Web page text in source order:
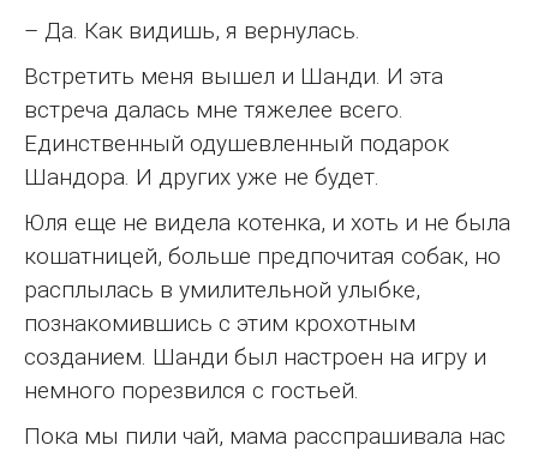
– Да. Как видишь, я вернулась.
Встретить меня вышел и Шанди. И эта
встреча далась мне тяжелее всего.
Единственный одушевленный подарок
Шандора. И других уже не будет.
Юля еще не видела котенка, и хоть и не была
кошатницей, больше предпочитая собак, но
расплылась в умилительной улыбке,
познакомившись с этим крохотным
созданием. Шанди был настроен на игру и
немного порезвился с гостьей.
Пока мы пили чай, мама расспрашивала нас